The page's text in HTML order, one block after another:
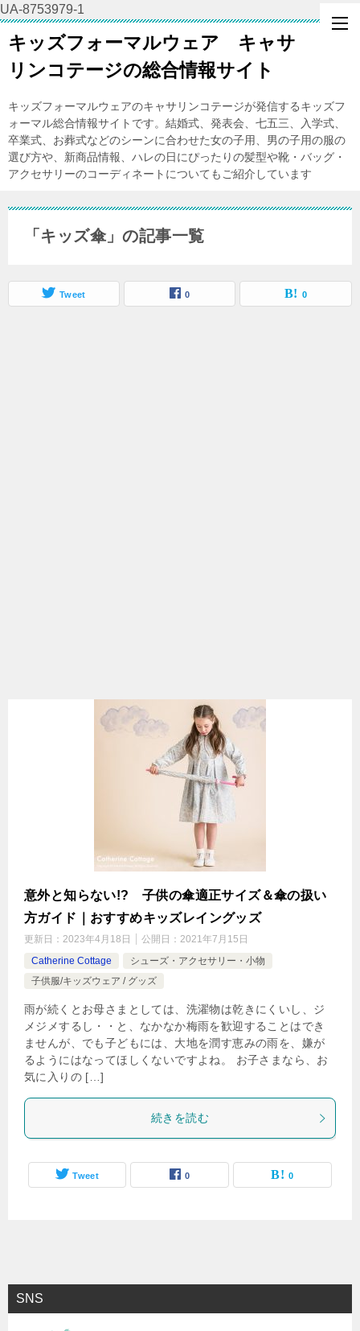
UA-8753979-1
キッズフォーマルウェア キャサ
リンコテージの総合情報サイト
キッズフォーマルウェアのキャサリンコテージが発信するキッズフ
ォーマル総合情報サイトです。結婚式、発表会、七五三、入学式、
卒業式、お葬式などのシーンに合わせた女の子用、男の子用の服の
選び方や、新商品情報、ハレの日にぴったりの髪型や靴・バッグ・
アクセサリーのコーディネートについてもご紹介しています
「キッズ傘」の記事一覧
Tweet 0 0
意外と知らない!? 子供の傘適正サイズ＆傘の扱い
方ガイド｜おすすめキッズレイングッズ
更新日： 2023年4月18日 公開日： 2021年7月15日
Catherine Cottage
シューズ・アクセサリー・小物
子供服/キッズウェア / グッズ
雨が続くとお母さまとしては、洗濯物は乾きにくいし、ジ
メジメするし・・と、なかなか梅雨を歓迎することはでき
ませんが、でも子どもには、大地を潤す恵みの雨を、嫌が
るようにはなってほしくないですよね。 お子さまなら、お
気に入りの […]
続きを読む
Tweet 0 0
SNS